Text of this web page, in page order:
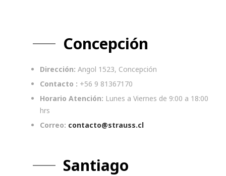
Concepción
Dirección: Angol 1523, Concepción
Contacto : +56 9 81367170
Horario Atención: Lunes a Viernes de 9:00 a 18:00
hrs
Correo: contacto@strauss.cl
Santiago